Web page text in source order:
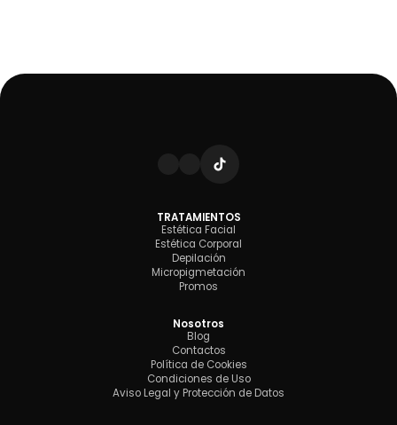
TRATAMIENTOS
Estética Facial
Estética Corporal
Depilación
Micropigmetación
Promos
Nosotros
Blog
Contactos
Política de Cookies
Condiciones de Uso
Aviso Legal y Protección de Datos